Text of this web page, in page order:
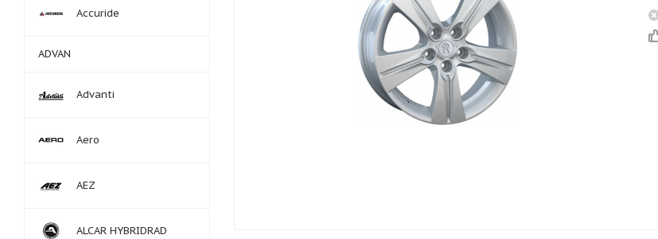
Accuride
ADVAN
Advanti
Aero
AEZ
ALCAR HYBRIDRAD